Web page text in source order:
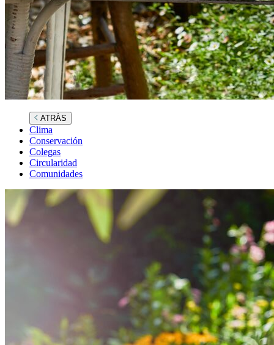
ATRÀS
Clima
Conservación
Colegas
Circularidad
Comunidades